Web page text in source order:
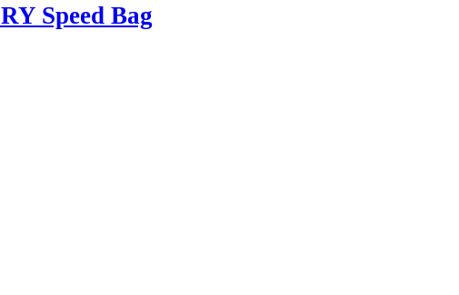
Speed Bag